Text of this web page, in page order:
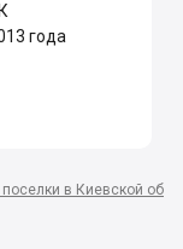
года
в Киевской